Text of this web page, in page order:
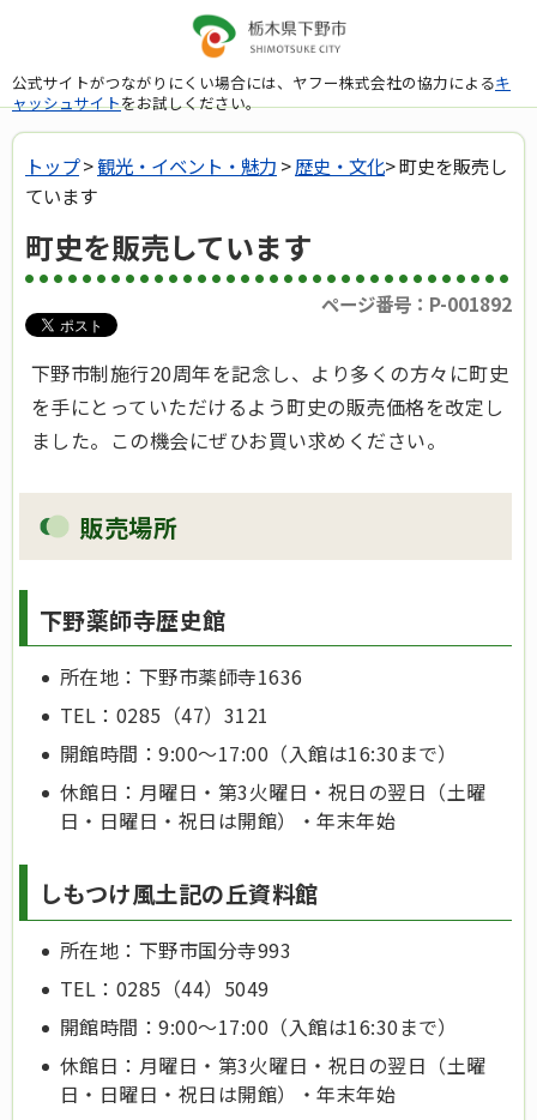
公式サイトがつながりにくい場合には、ヤフー株式会社の協力によるキ
ャッシュサイトをお試しください。
トップ>観光・イベント・魅力 >歴史・文化> 町史を販売し
ています
町史を販売しています
ページ番号：P-001892
下野市制施行20周年を記念し、より多くの方々に町史
を手にとっていただけるよう町史の販売価格を改定し
ました。この機会にぜひお買い求めください。
販売場所
下野薬師寺歴史館
所在地：下野市薬師寺1636
TEL：0285（47）3121
開館時間：9:00～17:00（入館は16:30まで）
休館日：月曜日・第3火曜日・祝日の翌日（土曜
日・日曜日・祝日は開館）・年末年始
しもつけ風土記の丘資料館
所在地：下野市国分寺993
TEL：0285（44）5049
開館時間：9:00～17:00（入館は16:30まで）
休館日：月曜日・第3火曜日・祝日の翌日（土曜
日・日曜日・祝日は開館）・年末年始